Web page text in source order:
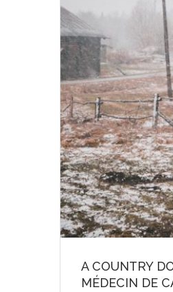
A COUNTRY
MÉDECIN DE